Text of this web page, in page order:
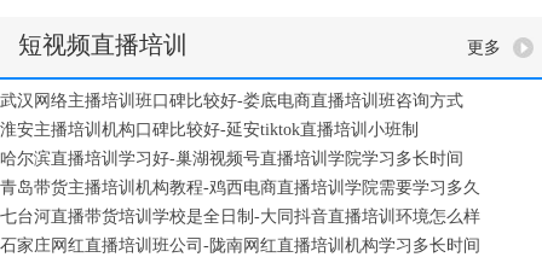
短视频直播培训 更多
武汉网络主播培训班口碑比较好-娄底电商直播培训班咨询方式
淮安主播培训机构口碑比较好-延安tiktok直播培训小班制
哈尔滨直播培训学习好-巢湖视频号直播培训学院学习多长时间
青岛带货主播培训机构教程-鸡西电商直播培训学院需要学习多久
七台河直播带货培训学校是全日制-大同抖音直播培训环境怎么样
石家庄网红直播培训班公司-陇南网红直播培训机构学习多长时间